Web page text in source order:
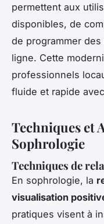
permettent aux
disponibles, de
de programmer
ligne. Cette
professionnels
fluide et rapide
Techniques et
Sophrologie
Techniques de
En sophrologie, la
visualisation
pratiques visent à